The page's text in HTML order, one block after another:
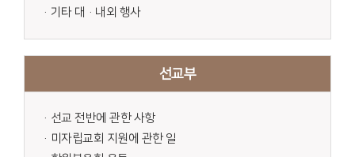
·기타 대·내외 행사
선교부
·선교 전반에 관한 사항
·미자립교회 지원에 관한 일